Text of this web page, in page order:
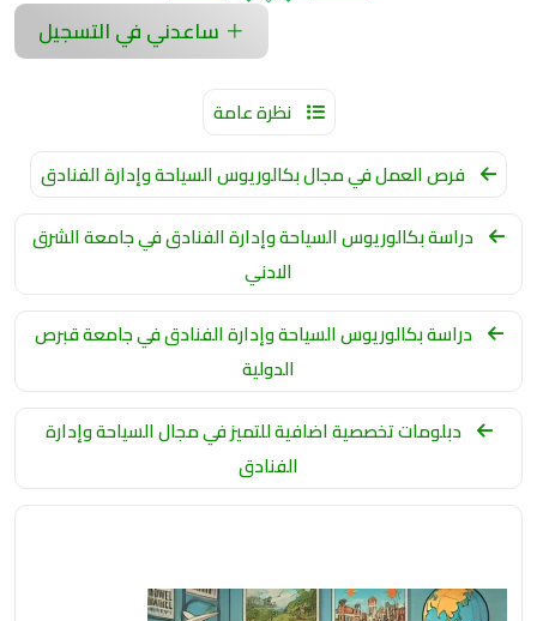
ساعدني في التسجيل
نظرة عامة
فرص العمل في مجال بكالوريوس السياحة وإدارة الفنادق
دراسة بكالوريوس السياحة وإدارة الفنادق في جامعة الشرق
الادني
دراسة بكالوريوس السياحة وإدارة الفنادق في جامعة قبرص
الدولية
دبلومات تخصصية اضافية للتميز في مجال السياحة وإدارة
الفنادق